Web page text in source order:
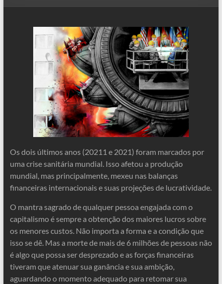
Os dois últimos anos (20211 e 2021) foram marcados por
uma crise sanitária mundial. Isso afetou a produção
mundial, mas principalmente, mexeu nas balanças
financeiras internacionais e suas projeções de lucratividade.
O mantra sagrado de qualquer pessoa engajada com o
capitalismo é sempre a obtenção dos maiores lucros sobre
os menores custos. Não importa a forma e a condição que
isso se dê. Mas a morte de mais de 6 milhões de pessoas não
é algo que possa ser desprezado e as forças financeiras
tiveram que atenuar sua ganância e sua ambição,
aguardando o momento adequado para retomar sua